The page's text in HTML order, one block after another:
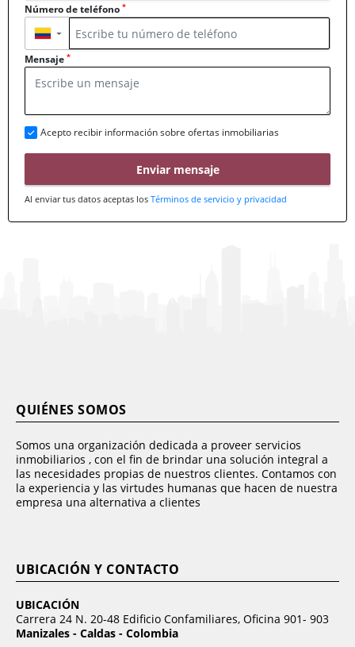
Número de teléfono *
▼
Mensaje *
Acepto recibir información sobre ofertas inmobiliarias
Enviar mensaje
Al enviar tus datos aceptas los Términos de servicio y privacidad
QUIÉNES SOMOS
Somos una organización dedicada a proveer servicios
inmobiliarios , con el fin de brindar una solución integral a
las necesidades propias de nuestros clientes. Contamos con
la experiencia y las virtudes humanas que hacen de nuestra
empresa una alternativa a clientes
UBICACIÓN Y CONTACTO
UBICACIÓN
Carrera 24 N. 20-48 Edificio Confamiliares, Oficina 901- 903
Manizales - Caldas - Colombia